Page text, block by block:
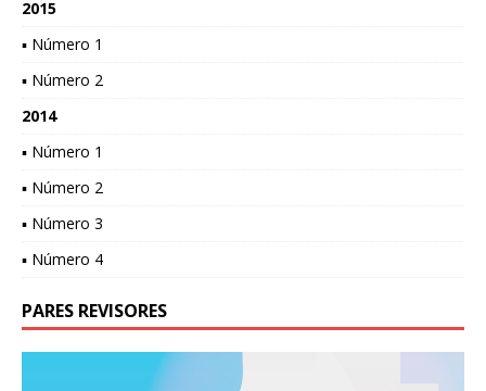
2015
▪ Número 1
▪ Número 2
2014
▪ Número 1
▪ Número 2
▪ Número 3
▪ Número 4
PARES REVISORES